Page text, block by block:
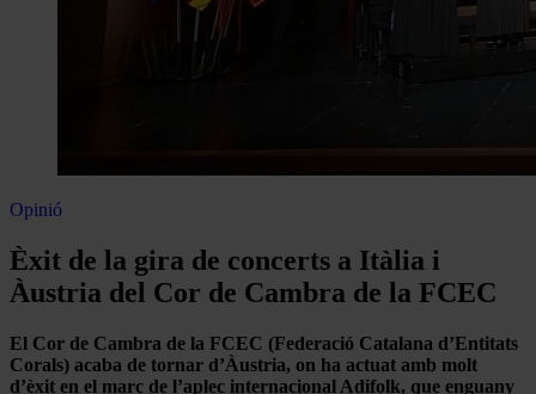
Opinió
Èxit de la gira de concerts a Itàlia i
Àustria del Cor de Cambra de la FCEC
El Cor de Cambra de la FCEC (Federació Catalana d’Entitats
Corals) acaba de tornar d’Àustria, on ha actuat amb molt
d’èxit en el marc de l’aplec internacional Adifolk, que enguany